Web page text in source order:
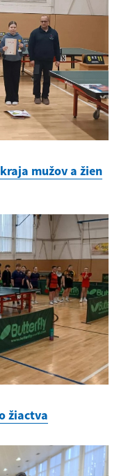
mužov a žien
žiactva